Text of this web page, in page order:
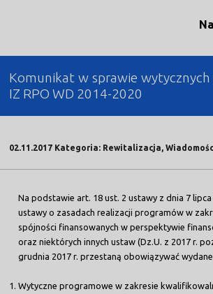
Komunikat w sprawie
IZ RPO WD 2014-2020
02.11.2017 Kategoria: Rewitalizacja,
Na podstawie art. 18 ust. 2 ustawy z dnia 7 lipca
ustawy o zasadach realizacji programów w
spójności finansowanych w perspektywie
oraz niektórych innych ustaw (Dz.U. z 2017 r.
grudnia 2017 r. przestaną obowiązywać
Wytyczne programowe w zakresie